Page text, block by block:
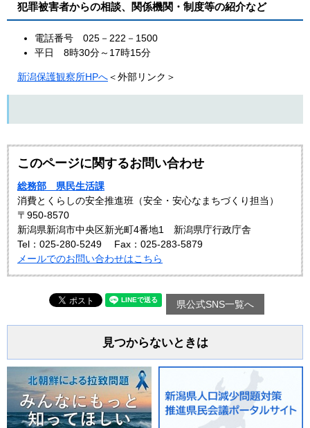
犯罪被害者からの相談、関係機関・制度等の紹介など
電話番号 025－222－1500
平日 8時30分～17時15分
新潟保護観察所HPへ＜外部リンク＞
このページに関するお問い合わせ
総務部 県民生活課
消費とくらしの安全推進班（安全・安心なまちづくり担当）
〒950-8570
新潟県新潟市中央区新光町4番地1 新潟県庁行政庁舎
Tel：025-280-5249
Fax：025-283-5879
メールでのお問い合わせはこちら
県公式SNS一覧へ
見つからないときは